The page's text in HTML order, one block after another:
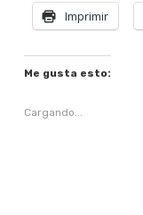
Imprimir
Me gusta esto:
Cargando...